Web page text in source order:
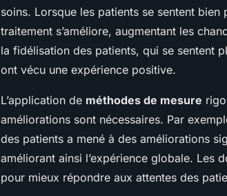
soins. Lorsque les patients se sentent
traitement s’améliore, augmentant les
la fidélisation des patients, qui se sentent
ont vécu une expérience positive.
L’application de méthodes de mesure
améliorations sont nécessaires. Par
des patients a mené à des améliorations
améliorant ainsi l’expérience globale. Les
pour mieux répondre aux attentes des